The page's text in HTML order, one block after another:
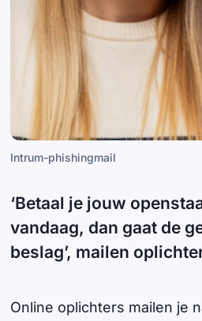
Intrum-phishingmail
‘Betaal je jouw
vandaag, dan gaat de
beslag’, mailen
Online oplichters mailen je